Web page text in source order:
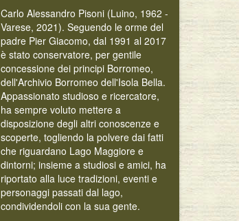
Carlo Alessandro Pisoni (Luino, 1962 -
Varese, 2021). Seguendo le orme del
padre Pier Giacomo, dal 1991 al 2017
è stato conservatore, per gentile
concessione dei principi Borromeo,
dell'Archivio Borromeo dell'Isola Bella.
Appassionato studioso e ricercatore,
ha sempre voluto mettere a
disposizione degli altri conoscenze e
scoperte, togliendo la polvere dai fatti
che riguardano Lago Maggiore e
dintorni; insieme a studiosi e amici, ha
riportato alla luce tradizioni, eventi e
personaggi passati dal lago,
condividendoli con la sua gente.